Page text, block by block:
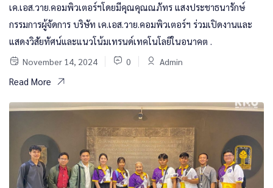
เค.เอส.วาย.คอมพิวเตอร์ฯโดยมีคุณคุณณภัทร แสงประชาธนารักษ์
กรรมการผู้จัดการ บริษัท เค.เอส.วาย.คอมพิวเตอร์ฯ ร่วมเปิดงานและ
แสดงวิสัยทัศน์และแนวโน้มเทรนด์เทคโนโลยีในอนาคต .
November 14, 2024 0 Admin
Read More